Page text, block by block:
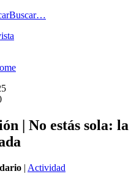
Buscar…
| No estás sola:
| Actividad